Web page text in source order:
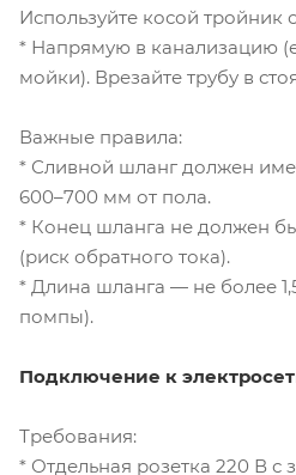
Используйте косой
* Напрямую в канализацию
мойки). Врезайте трубу в
Важные правила:
* Сливной шланг должен
600–700 мм от пола.
* Конец шланга не должен
(риск обратного тока).
* Длина шланга — не более
помпы).
Подключение к
Требования:
* Отдельная розетка 220 В с